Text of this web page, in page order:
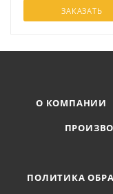
ЗАКАЗАТЬ
О КОМПАНИИ
ПОЛИТИКА